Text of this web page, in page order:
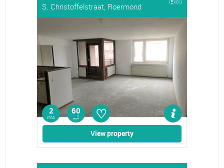
S. Christoffelstraat, Roermond
(Excl.)
2
rms
60
m2 ♡
View property